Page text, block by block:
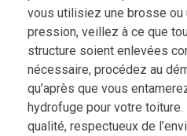
vous utilisiez une brosse ou
pression, veillez à ce que
structure soient enlevées
nécessaire, procédez au
qu’après que vous
hydrofuge pour votre
qualité, respectueux de